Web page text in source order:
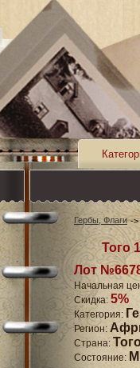
Гербы, Флаги
Того
Лот
Начальная
Скидка: 5%
Категория:
Регион:
Страна:
Состояние: